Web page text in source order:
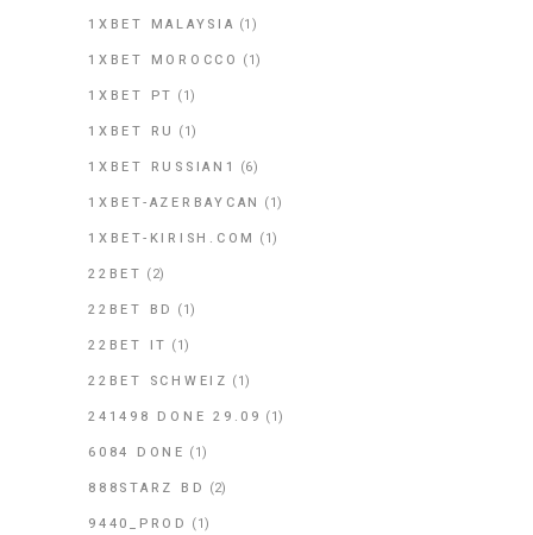
1XBET MALAYSIA (1)
1XBET MOROCCO (1)
1XBET PT (1)
1XBET RU (1)
1XBET RUSSIAN1 (6)
1XBET-AZERBAYCAN (1)
1XBET-KIRISH.COM (1)
22BET (2)
22BET BD (1)
22BET IT (1)
22BET SCHWEIZ (1)
241498 DONE 29.09 (1)
6084 DONE (1)
888STARZ BD (2)
9440_PROD (1)